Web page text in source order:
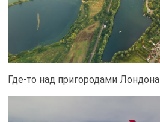
Где-то над пригородами Лондона